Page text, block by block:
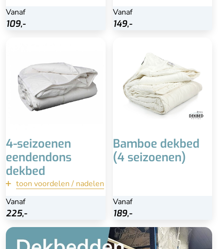
Vanaf
109,-
Bekijk
Vanaf
149,-
Bekijk
4-seizoenen
eendendons
dekbed
toon voordelen / nadelen
Vanaf
225,-
90% eendendons (klasse
1)
Duurzame en
diervriendelijke manier
geproduceerd
laten reinigen
terug
Bekijk
Bamboe dekbed
(4 seizoenen)
Vanaf
189,-